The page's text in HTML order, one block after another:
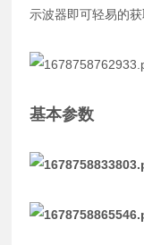
示波器即可轻易的
基本参数